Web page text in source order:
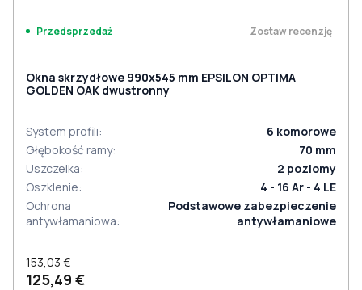
Przedsprzedaż Zostaw recenzję
Okna skrzydłowe 990x545 mm EPSILON OPTIMA
GOLDEN OAK dwustronny
System profili: 6 komorowe
Głębokość ramy: 70 mm
Uszczelka: 2 poziomy
Oszklenie:
4 - 16 Ar - 4 LE
Ochrona
antywłamaniowa:
Podstawowe zabezpieczenie
antywłamaniowe
153,03 €
125,49 €